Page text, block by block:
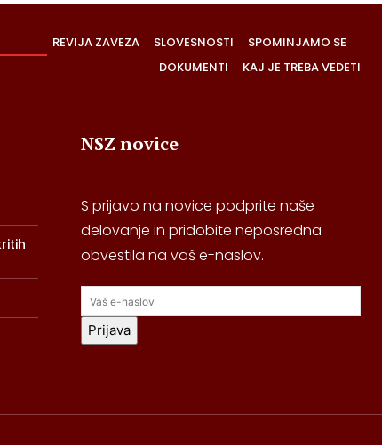
REVIJA ZAVEZA SLOVESNOSTI
SPOMINJAMO SE
DOKUMENTI
KAJ JE TREBA VEDETI
NSZ novice
S prijavo na novice podprite naše
delovanje in pridobite neposredna
obvestila na vaš e-naslov.
Prijava